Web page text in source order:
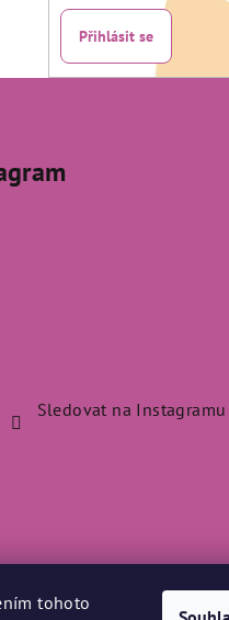
tohoto
Přihlásit se
Sledovat na Instagramu